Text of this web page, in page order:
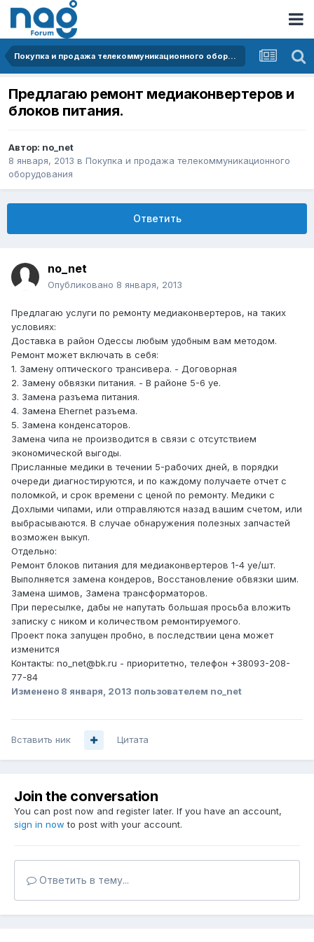
Покупка и продажа телекоммуникационного оборудования
Предлагаю ремонт медиаконвертеров и
блоков питания.
Автор: no_net
8 января, 2013 в Покупка и продажа телекоммуникационного
оборудования
Ответить
no_net
Опубликовано 8 января, 2013
Предлагаю услуги по ремонту медиаконвертеров, на таких
условиях:
Доставка в район Одессы любым удобным вам методом.
Ремонт может включать в себя:
1. Замену оптического трансивера. - Договорная
2. Замену обвязки питания. - В районе 5-6 уе.
3. Замена разъема питания.
4. Замена Ehernet разъема.
5. Замена конденсаторов.
Замена чипа не производится в связи с отсутствием
экономической выгоды.
Присланные медики в течении 5-рабочих дней, в порядки
очереди диагностируются, и по каждому получаете отчет с
поломкой, и срок времени с ценой по ремонту. Медики с
Дохлыми чипами, или отправляются назад вашим счетом, или
выбрасываются. В случае обнаружения полезных запчастей
возможен выкуп.
Отдельно:
Ремонт блоков питания для медиаконвертеров 1-4 уе/шт.
Выполняется замена кондеров, Восстановление обвязки шим.
Замена шимов, Замена трансформаторов.
При пересылке, дабы не напутать большая просьба вложить
записку с ником и количеством ремонтируемого.
Проект пока запущен пробно, в последствии цена может
изменится
Контакты: no_net@bk.ru - приоритетно, телефон +38093-208-
77-84
Изменено 8 января, 2013 пользователем no_net
Вставить ник Цитата
Join the conversation
You can post now and register later. If you have an account,
sign in now to post with your account.
Ответить в тему...